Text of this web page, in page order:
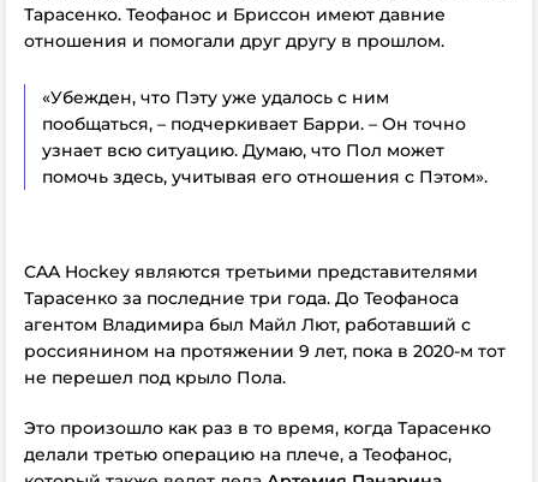
Тарасенко. Теофанос и Бриссон имеют давние
отношения и помогали друг другу в прошлом.
«Убежден, что Пэту уже удалось с ним
пообщаться, – подчеркивает Барри. – Он точно
узнает всю ситуацию. Думаю, что Пол может
помочь здесь, учитывая его отношения с Пэтом».
CAA Hockey являются третьими представителями
Тарасенко за последние три года. До Теофаноса
агентом Владимира был Майл Лют, работавший с
россиянином на протяжении 9 лет, пока в 2020-м тот
не перешел под крыло Пола.
Это произошло как раз в то время, когда Тарасенко
делали третью операцию на плече, а Теофанос,